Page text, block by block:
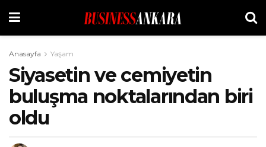
Anasayfa Yaşam
Siyasetin ve cemiyetin
buluşma noktalarından biri
oldu